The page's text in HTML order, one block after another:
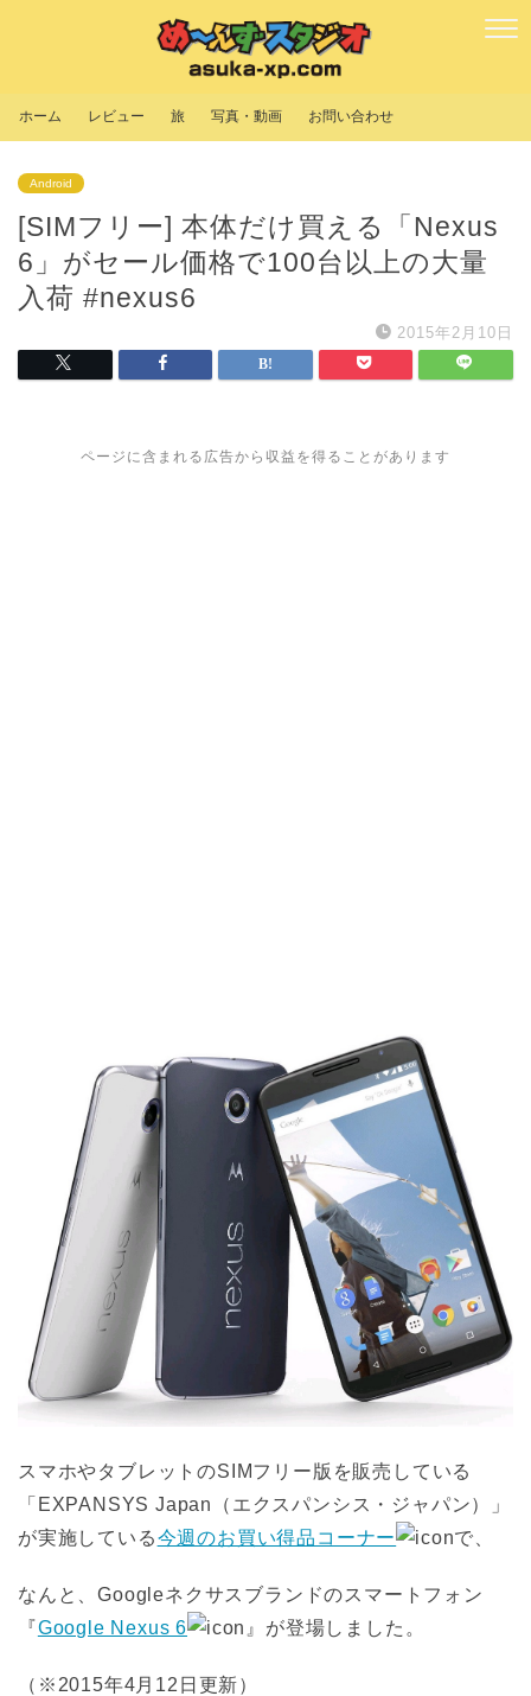
ホーム レビュー 旅 写真・動画 お問い合わせ
Android
[SIMフリー] 本体だけ買える「Nexus
6」がセール価格で100台以上の大量
入荷 #nexus6
2015年2月10日
ページに含まれる広告から収益を得ることがあります
スマホやタブレットのSIMフリー版を販売している
「EXPANSYS Japan（エクスパンシス・ジャパン）」
が実施している今週のお買い得品コーナー で、
なんと、Googleネクサスブランドのスマートフォン
『Google Nexus 6 』が登場しました。
（※2015年4月12日更新）